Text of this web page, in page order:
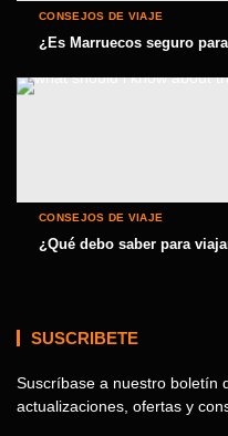
CONSEJOS DE VIAJE
¿Es Marruecos seguro
CONSEJOS DE VIAJE
¿Qué debo saber para
SUSCRIBETE
Suscríbase a nuestro boletín
actualizaciones, ofertas y